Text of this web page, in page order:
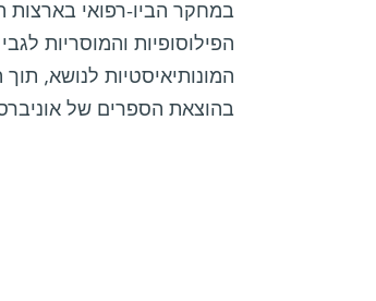
במחקר הביו-רפואי בארצות
הפילוסופיות והמוסריות
המונותיאיסטיות לנושא,
בהוצאת הספרים של